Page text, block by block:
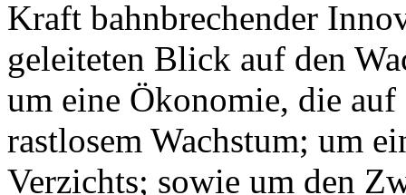
Kraft bahnbrechender
geleiteten Blick auf den
um eine Ökonomie, die
rastlosem Wachstum; um
Verzichts; sowie um den